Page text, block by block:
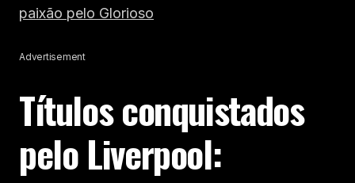
paixão pelo Glorioso
Advertisement
Títulos conquistados
pelo Liverpool: